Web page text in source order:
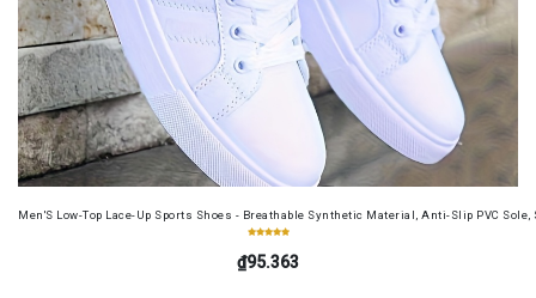
Men'S Low-Top Lace-Up Sports Shoes - Breathable Synthetic Material, Anti-Slip PVC
₫95.363